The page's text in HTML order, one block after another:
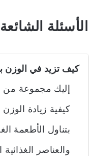
الأسئلة الشائعة
كيف تزيد في الوزن
إليك مجموعة من
كيفية زيادة
بتناول الأطعمة
والعناصر